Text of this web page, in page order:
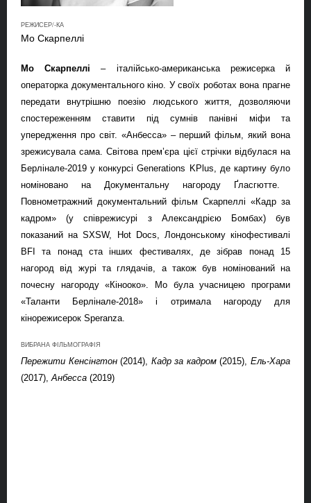
РЕЖИСЕР/-КА
Мо Скарпеллі
Мо Скарпеллі– італійсько-американська режисерка й
операторка документального кіно. У своїх роботах вона прагне
передати внутрішню поезію людського життя, дозволяючи
спостереженнямставити під сумнівпанівні міфита
упередження про світ. «Анбесса» – перший фільм, який вона
зрежисувала сама. Світова прем’єра цієї стрічкивідбулася на
Берлінале-2019 у конкурсі Generations KPlus, де картину було
номіновано на Документальну нагороду Ґласгютте.
Повнометражний документальний фільм Скарпеллі «Кадр за
кадром» (у співрежисурі з Александрією Бомбах) був
показаний на SXSW, Hot Docs, Лондонському кінофестивалі
BFI та понад ста інших фестивалях, де зібрав понад 15
нагород від журі та глядачів, а також був номінований на
почесну нагороду «Кінооко». Мо булаучасницею
програми
«Таланти Берлінале-2018» і отримала нагороду для
кінорежисерок Speranza
ВИБРАНА ФІЛЬМОГРАФІЯ
Пережити Кенсінгтон(2014), Кадр за кадром(2015),Ель-Хара
(2017), Анбесса (2019)